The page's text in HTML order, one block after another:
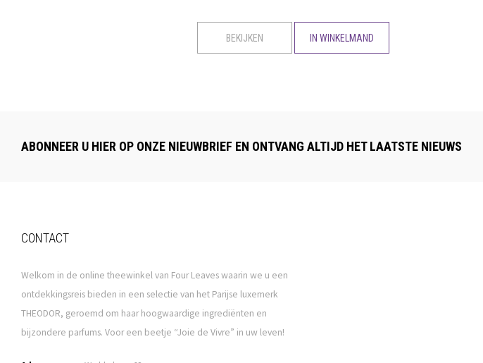
BEKIJKEN IN WINKELMAND
ABONNEER U HIER OP ONZE NIEUWBRIEF EN ONTVANG ALTIJD HET LAATSTE NIEUWS
CONTACT
Welkom in de online theewinkel van Four Leaves waarin we u een
ontdekkingsreis bieden in een selectie van het Parijse luxemerk
THEODOR, geroemd om haar hoogwaardige ingrediënten en
bijzondere parfums. Voor een beetje “Joie de Vivre” in uw leven!